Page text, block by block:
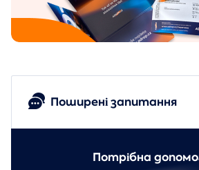
Поширені запитання
Потрібна